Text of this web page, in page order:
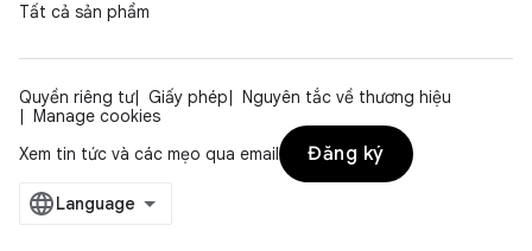
Tất cả sản phẩm
Quyền riêng tư Giấy phép
Nguyên tắc về thương hiệu
Manage cookies
Xem tin tức và các mẹo qua email
Đăng ký